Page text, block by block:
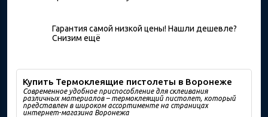
Гарантия самой низкой цены! Нашли дешевле?
Снизим ещё
Купить Термоклеящие пистолеты в Воронеже
Современное удобное приспособление для склеивания
различных материалов – термоклеящий пистолет, который
представлен в широком ассортименте на страницах
интернет-магазина Воронежа